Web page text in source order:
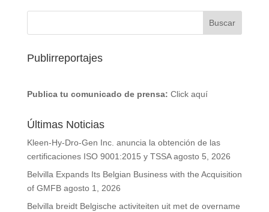
Publirreportajes
Publica tu comunicado de prensa: Click aquí
Últimas Noticias
Kleen-Hy-Dro-Gen Inc. anuncia la obtención de las
certificaciones ISO 9001:2015 y TSSA agosto 5, 2026
Belvilla Expands Its Belgian Business with the Acquisition
of GMFB agosto 1, 2026
Belvilla breidt Belgische activiteiten uit met de overname